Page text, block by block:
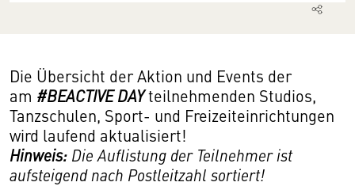
Die Übersicht der Aktion und Events der
am #BEACTIVE DAYteilnehmenden Studios,
Tanzschulen, Sport- und Freizeiteinrichtungen
wird laufend aktualisiert!
Hinweis: Die Auflistung der Teilnehmer ist
aufsteigend nach Postleitzahl sortiert!